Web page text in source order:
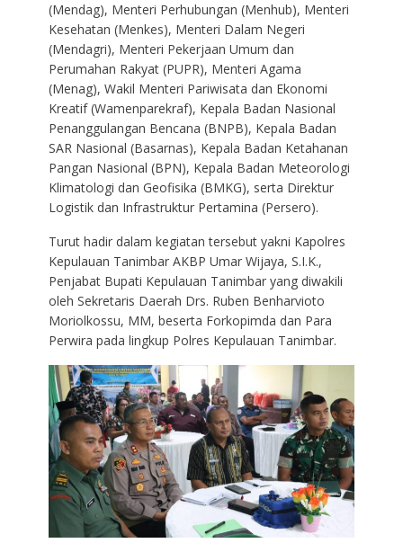
(Mendag), Menteri Perhubungan (Menhub), Menteri
Kesehatan (Menkes), Menteri Dalam Negeri
(Mendagri), Menteri Pekerjaan Umum dan
Perumahan Rakyat (PUPR), Menteri Agama
(Menag), Wakil Menteri Pariwisata dan Ekonomi
Kreatif (Wamenparekraf), Kepala Badan Nasional
Penanggulangan Bencana (BNPB), Kepala Badan
SAR Nasional (Basarnas), Kepala Badan Ketahanan
Pangan Nasional (BPN), Kepala Badan Meteorologi
Klimatologi dan Geofisika (BMKG), serta Direktur
Logistik dan Infrastruktur Pertamina (Persero).
Turut hadir dalam kegiatan tersebut yakni Kapolres
Kepulauan Tanimbar AKBP Umar Wijaya, S.I.K.,
Penjabat Bupati Kepulauan Tanimbar yang diwakili
oleh Sekretaris Daerah Drs. Ruben Benharvioto
Moriolkossu, MM, beserta Forkopimda dan Para
Perwira pada lingkup Polres Kepulauan Tanimbar.